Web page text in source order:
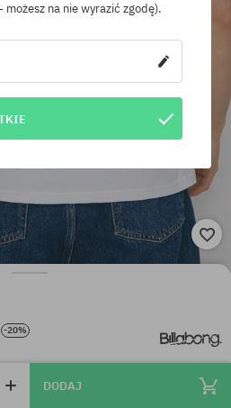
-20%
DODAJ
na nie wyrazić zgodę).